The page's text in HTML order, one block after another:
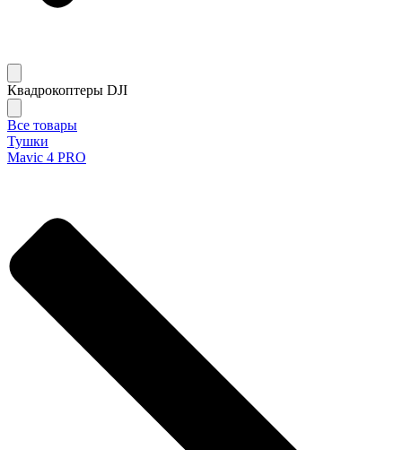
Квадрокоптеры DJI
Все товары
Тушки
Mavic 4 PRO